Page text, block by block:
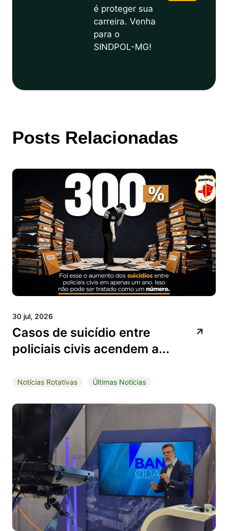
é proteger sua
carreira. Venha
para o
SINDPOL-MG!
Posts Relacionadas
30 jul, 2026
Casos de suicídio entre
policiais civis acendem a...
Notícias Rotativas Últimas Notícias